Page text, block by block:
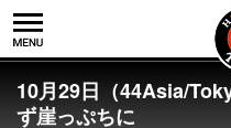
10月29日（44Asia/
ず崖っぷちに